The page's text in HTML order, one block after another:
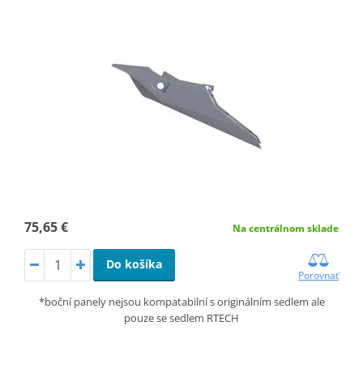
75,65 € Na centrálnom sklade
Do košíka
Porovnať
*boční panely nejsou kompatabilní s originálním sedlem ale
pouze se sedlem RTECH